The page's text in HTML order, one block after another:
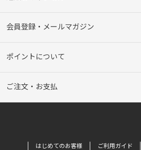
会員登録・メールマガジン
ポイントについて
ご注文・お支払
はじめてのお客様 ご利用ガイド